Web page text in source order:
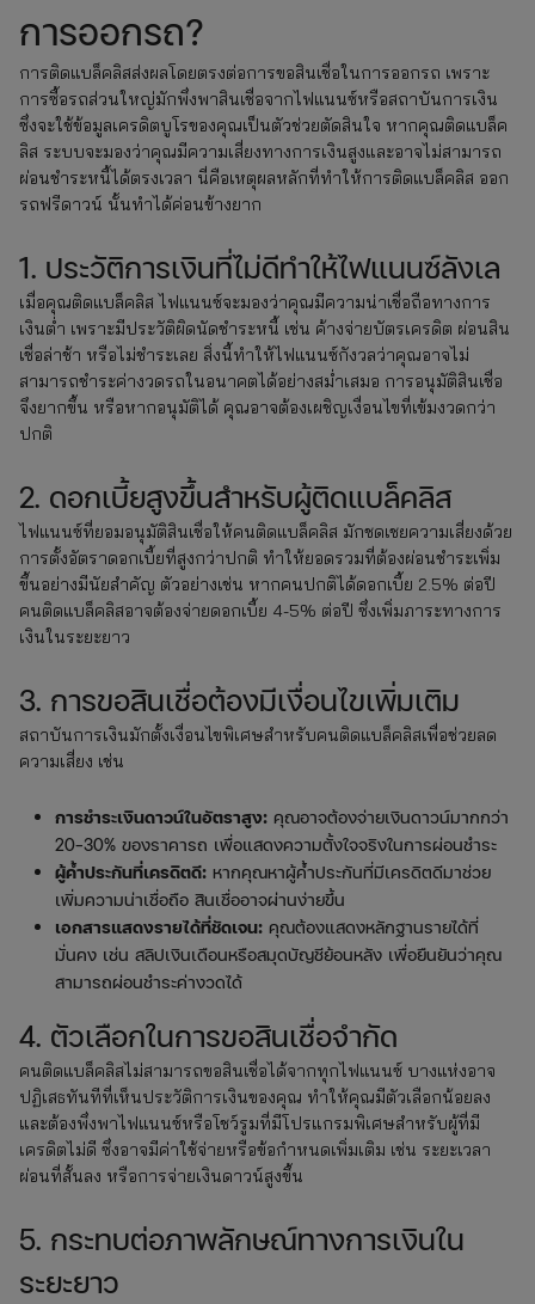
การออกรถ?
การติดแบล็คลิสส่งผลโดยตรงต่อการขอสินเชื่อในการออกรถ เพราะ
การซื้อรถส่วนใหญ่มักพึ่งพาสินเชื่อจากไฟแนนซ์หรือสถาบันการเงิน
ซึ่งจะใช้ข้อมูลเครดิตบูโรของคุณเป็นตัวช่วยตัดสินใจ หากคุณติดแบล็ค
ลิส ระบบจะมองว่าคุณมีความเสี่ยงทางการเงินสูงและอาจไม่สามารถ
ผ่อนชำระหนี้ได้ตรงเวลา นี่คือเหตุผลหลักที่ทำให้การติดแบล็คลิส ออก
รถฟรีดาวน์ นั้นทำได้ค่อนข้างยาก
1. ประวัติการเงินที่ไม่ดีทำให้ไฟแนนซ์ลังเล
เมื่อคุณติดแบล็คลิส ไฟแนนซ์จะมองว่าคุณมีความน่าเชื่อถือทางการ
เงินต่ำ เพราะมีประวัติผิดนัดชำระหนี้ เช่น ค้างจ่ายบัตรเครดิต ผ่อนสิน
เชื่อล่าช้า หรือไม่ชำระเลย สิ่งนี้ทำให้ไฟแนนซ์กังวลว่าคุณอาจไม่
สามารถชำระค่างวดรถในอนาคตได้อย่างสม่ำเสมอ การอนุมัติสินเชื่อ
จึงยากขึ้น หรือหากอนุมัติได้ คุณอาจต้องเผชิญเงื่อนไขที่เข้มงวดกว่า
ปกติ
2. ดอกเบี้ยสูงขึ้นสำหรับผู้ติดแบล็คลิส
ไฟแนนซ์ที่ยอมอนุมัติสินเชื่อให้คนติดแบล็คลิส มักชดเชยความเสี่ยงด้วย
การตั้งอัตราดอกเบี้ยที่สูงกว่าปกติ ทำให้ยอดรวมที่ต้องผ่อนชำระเพิ่ม
ขึ้นอย่างมีนัยสำคัญ ตัวอย่างเช่น หากคนปกติได้ดอกเบี้ย 2.5% ต่อปี
คนติดแบล็คลิสอาจต้องจ่ายดอกเบี้ย 4-5% ต่อปี ซึ่งเพิ่มภาระทางการ
เงินในระยะยาว
3. การขอสินเชื่อต้องมีเงื่อนไขเพิ่มเติม
สถาบันการเงินมักตั้งเงื่อนไขพิเศษสำหรับคนติดแบล็คลิสเพื่อช่วยลด
ความเสี่ยง เช่น
การชำระเงินดาวน์ในอัตราสูง: คุณอาจต้องจ่ายเงินดาวน์มากกว่า
20-30% ของราคารถ เพื่อแสดงความตั้งใจจริงในการผ่อนชำระ
ผู้ค้ำประกันที่เครดิตดี: หากคุณหาผู้ค้ำประกันที่มีเครดิตดีมาช่วย
เพิ่มความน่าเชื่อถือ สินเชื่ออาจผ่านง่ายขึ้น
เอกสารแสดงรายได้ที่ชัดเจน: คุณต้องแสดงหลักฐานรายได้ที่
มั่นคง เช่น สลิปเงินเดือนหรือสมุดบัญชีย้อนหลัง เพื่อยืนยันว่าคุณ
สามารถผ่อนชำระค่างวดได้
4. ตัวเลือกในการขอสินเชื่อจำกัด
คนติดแบล็คลิสไม่สามารถขอสินเชื่อได้จากทุกไฟแนนซ์ บางแห่งอาจ
ปฏิเสธทันทีที่เห็นประวัติการเงินของคุณ ทำให้คุณมีตัวเลือกน้อยลง
และต้องพึ่งพาไฟแนนซ์หรือโชว์รูมที่มีโปรแกรมพิเศษสำหรับผู้ที่มี
เครดิตไม่ดี ซึ่งอาจมีค่าใช้จ่ายหรือข้อกำหนดเพิ่มเติม เช่น ระยะเวลา
ผ่อนที่สั้นลง หรือการจ่ายเงินดาวน์สูงขึ้น
5. กระทบต่อภาพลักษณ์ทางการเงินใน
ระยะยาว